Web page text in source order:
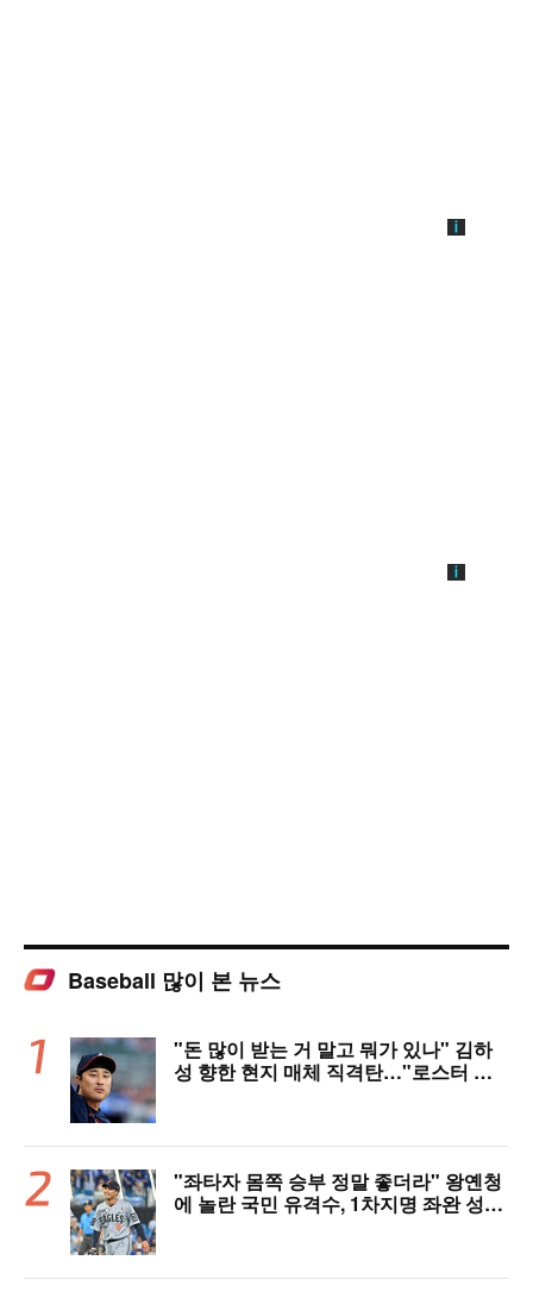
Baseball 많이 본 뉴스
"돈 많이 받는 거 말고 뭐가 있나" 김하
성 향한 현지 매체 직격탄…"로스터 한
"좌타자 몸쪽 승부 정말 좋더라" 왕옌청
에 놀란 국민 유격수, 1차지명 좌완 성장